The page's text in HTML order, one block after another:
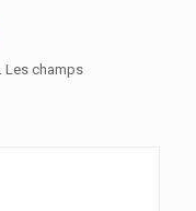
Les champs